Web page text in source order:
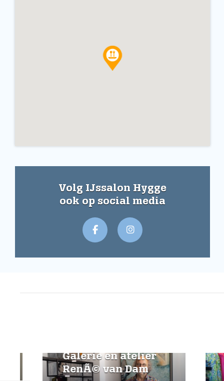
Volg IJssalon Hygge
ook op social media
Galerie en atelier
RenÃ© van Dam